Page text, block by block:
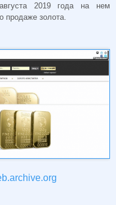
2019 года на нем
продаже золота.